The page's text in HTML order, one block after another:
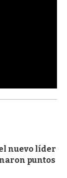
nuevo líder
puntos